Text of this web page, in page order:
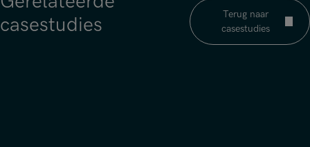
casestudies
Terug naar
casestudies
Aer Lingus